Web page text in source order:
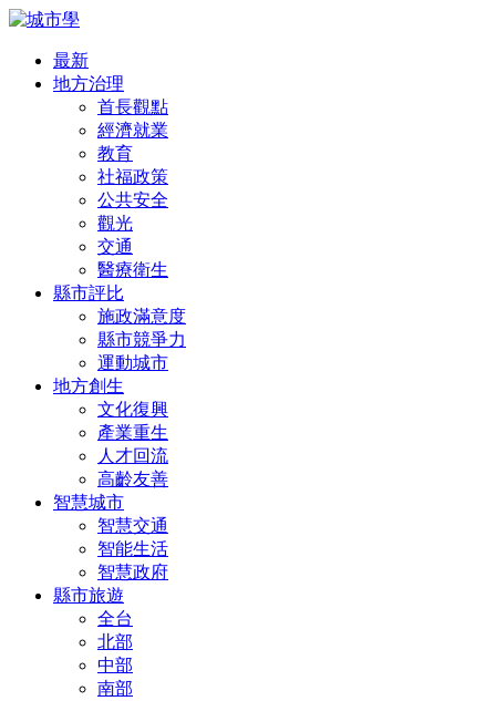
最新
地方治理
首長觀點
經濟就業
教育
社福政策
公共安全
觀光
交通
醫療衛生
縣市評比
施政滿意度
縣市競爭力
運動城市
地方創生
文化復興
產業重生
人才回流
高齡友善
智慧城市
智慧交通
智能生活
智慧政府
縣市旅遊
全台
北部
中部
南部